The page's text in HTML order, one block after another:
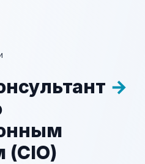
→
(CIO)